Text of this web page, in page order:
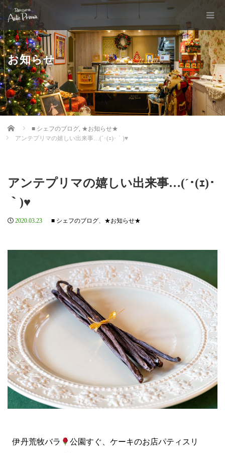
お知らせ
Home ■ シェフのブログ, ★お知らせ★
アンテプリマの嬉しい出来事…(´･(ｪ)･｀)♥
アンテプリマの嬉しい出来事…(´･(ｪ)･
｀)♥
2020.03.23 ■ シェフのブログ、 ★お知らせ★
伊丹荒牧バラ
公園すぐ、ケーキのお店パティスリ